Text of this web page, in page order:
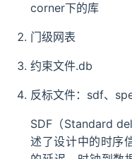
corner下的库
门级网表
约束文件.db
反标文件：sdf、
SDF（Standard
述了设计中的时序